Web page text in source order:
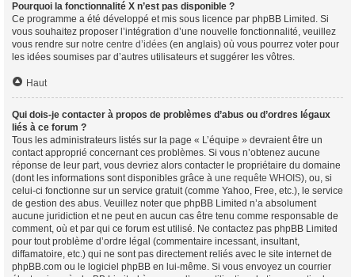
Pourquoi la fonctionnalité X n’est pas disponible ?
Ce programme a été développé et mis sous licence par phpBB Limited. Si
vous souhaitez proposer l’intégration d’une nouvelle fonctionnalité, veuillez
vous rendre sur notre centre d’idées (en anglais) où vous pourrez voter pour
les idées soumises par d’autres utilisateurs et suggérer les vôtres.
Haut
Qui dois-je contacter à propos de problèmes d’abus ou d’ordres légaux
liés à ce forum ?
Tous les administrateurs listés sur la page « L’équipe » devraient être un
contact approprié concernant ces problèmes. Si vous n’obtenez aucune
réponse de leur part, vous devriez alors contacter le propriétaire du domaine
(dont les informations sont disponibles grâce à une requête WHOIS), ou, si
celui-ci fonctionne sur un service gratuit (comme Yahoo, Free, etc.), le service
de gestion des abus. Veuillez noter que phpBB Limited n’a absolument
aucune juridiction et ne peut en aucun cas être tenu comme responsable de
comment, où et par qui ce forum est utilisé. Ne contactez pas phpBB Limited
pour tout problème d’ordre légal (commentaire incessant, insultant,
diffamatoire, etc.) qui ne sont pas directement reliés avec le site internet de
phpBB.com ou le logiciel phpBB en lui-même. Si vous envoyez un courrier